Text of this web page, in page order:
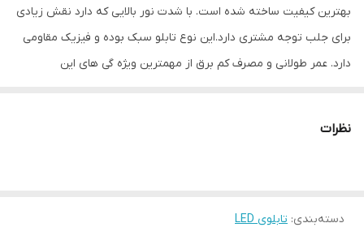
بهترین کیفیت ساخته شده است. با شدت نور بالایی که دارد نقش زیادی
برای جلب توجه مشتری دارد.این نوع تابلو سبک بوده و فیزیک مقاومی
دارد. عمر طولانی و مصرف کم برق از مهمترین ویژه گی های این
تابلو می تواند در هر موقعیتی که لازم باشد آویز شود و یا تکیه داده
باشیم. با شدت نور بالا این تابلو روز دید است و بر خلاف نمونه های دیگر
نظرات
دسته‌بندی: تابلوی LED